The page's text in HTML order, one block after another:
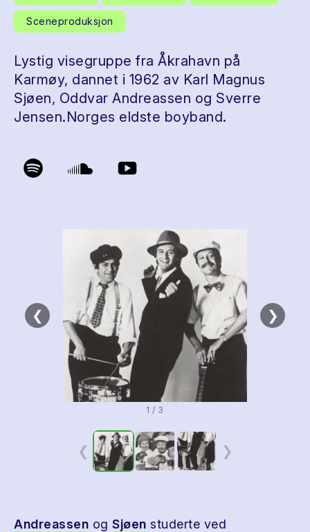
Sceneproduksjon
Lystig visegruppe fra Åkrahavn på
Karmøy, dannet i 1962 av Karl Magnus
Sjøen, Oddvar Andreassen og Sverre
Jensen.Norges eldste boyband.
❮ ❯
1 / 3
❮ ❯
Andreassen og Sjøen studerte ved